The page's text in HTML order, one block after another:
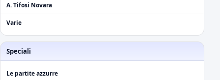
A. Tifosi Novara
Varie
Speciali
Le partite azzurre